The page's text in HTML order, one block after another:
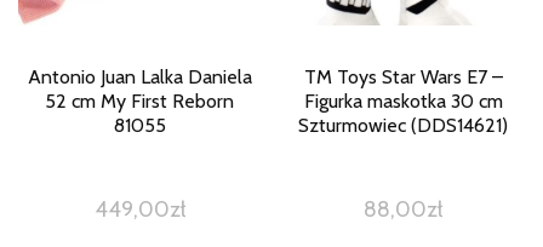
Antonio Juan Lalka Daniela
52 cm My First Reborn
81055
449,00zł
TM Toys Star Wars E7 –
Figurka maskotka 30 cm
Szturmowiec (DDS14621)
88,00zł